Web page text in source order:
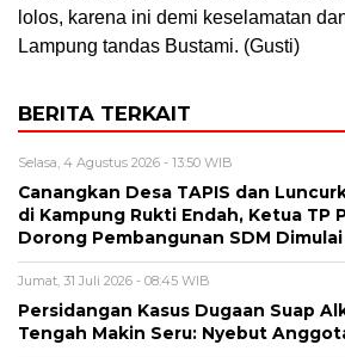
lolos, karena ini demi keselamatan
Lampung tandas Bustami. (Gusti)
BERITA TERKAIT
Selasa, 4 Agustus 2026 - 13:50 WIB
Canangkan Desa TAPIS dan
di Kampung Rukti Endah, Ketua TP
Dorong Pembangunan SDM
Jumat, 31 Juli 2026 - 08:45 WIB
Persidangan Kasus Dugaan Suap
Tengah Makin Seru: Nyebut